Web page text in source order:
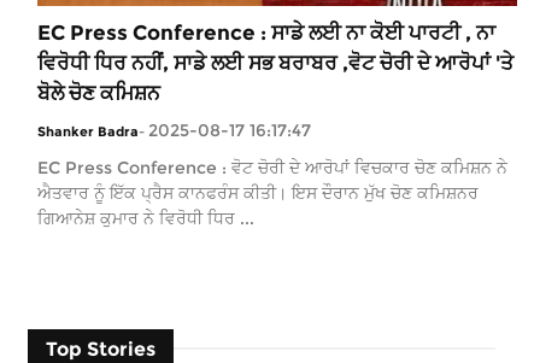
EC Press Conference : ਸਾਡੇ ਲਈ ਨਾ ਕੋਈ ਪਾਰਟੀ , ਨਾ
ਵਿਰੋਧੀ ਧਿਰ ਨਹੀਂ, ਸਾਡੇ ਲਈ ਸਭ ਬਰਾਬਰ ,ਵੋਟ ਚੋਰੀ ਦੇ ਆਰੋਪਾਂ 'ਤੇ
ਬੋਲੇ ਚੋਣ ਕਮਿਸ਼ਨ
Shanker Badra- 2025-08-17 16:17:47
EC Press Conference : ਵੋਟ ਚੋਰੀ ਦੇ ਆਰੋਪਾਂ ਵਿਚਕਾਰ ਚੋਣ ਕਮਿਸ਼ਨ ਨੇ
ਐਤਵਾਰ ਨੂੰ ਇੱਕ ਪ੍ਰੈਸ ਕਾਨਫਰੰਸ ਕੀਤੀ। ਇਸ ਦੌਰਾਨ ਮੁੱਖ ਚੋਣ ਕਮਿਸ਼ਨਰ
ਗਿਆਨੇਸ਼ ਕੁਮਾਰ ਨੇ ਵਿਰੋਧੀ ਧਿਰ ...
Top Stories